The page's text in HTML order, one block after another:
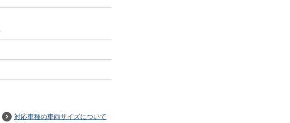
対応車種の車両サイズについて